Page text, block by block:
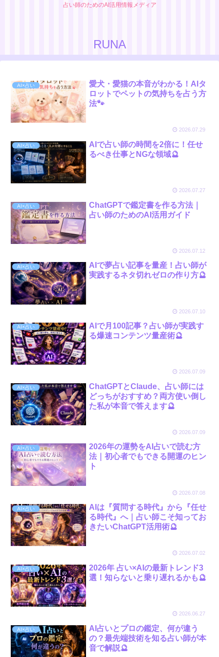
占い師のためのAI活用情報メディア
RUNA
AI×占い
愛犬・愛猫の本音がわかる！AIタ
ロットでペットの気持ちを占う方
法🐾
2026.07.29
AI×占い
AIで占い師の時間を2倍に！任せ
るべき仕事とNGな領域🔮
2026.07.27
AI×占い
ChatGPTで鑑定書を作る方法｜
占い師のためのAI活用ガイド
2026.07.12
AI×占い
AIで夢占い記事を量産！占い師が
実践するネタ切れゼロの作り方🔮
2026.07.10
AI×占い
AIで月100記事？占い師が実践す
る爆速コンテンツ量産術🔮
2026.07.09
AI×占い
ChatGPTとClaude、占い師には
どっちがおすすめ？両方使い倒し
た私が本音で答えます🔮
2026.07.09
AI×占い
2026年の運勢をAI占いで読む方
法｜初心者でもできる開運のヒン
ト
2026.07.08
AI×占い
AIは『質問する時代』から『任せ
る時代』へ｜占い師こそ知ってお
きたいChatGPT活用術🔮
2026.07.02
AI×占い
2026年 占い×AIの最新トレンド3
選！知らないと乗り遅れるかも🔮
2026.06.27
AI×占い
AI占いとプロの鑑定、何が違う
の？最先端技術を知る占い師が本
音で解説🔮